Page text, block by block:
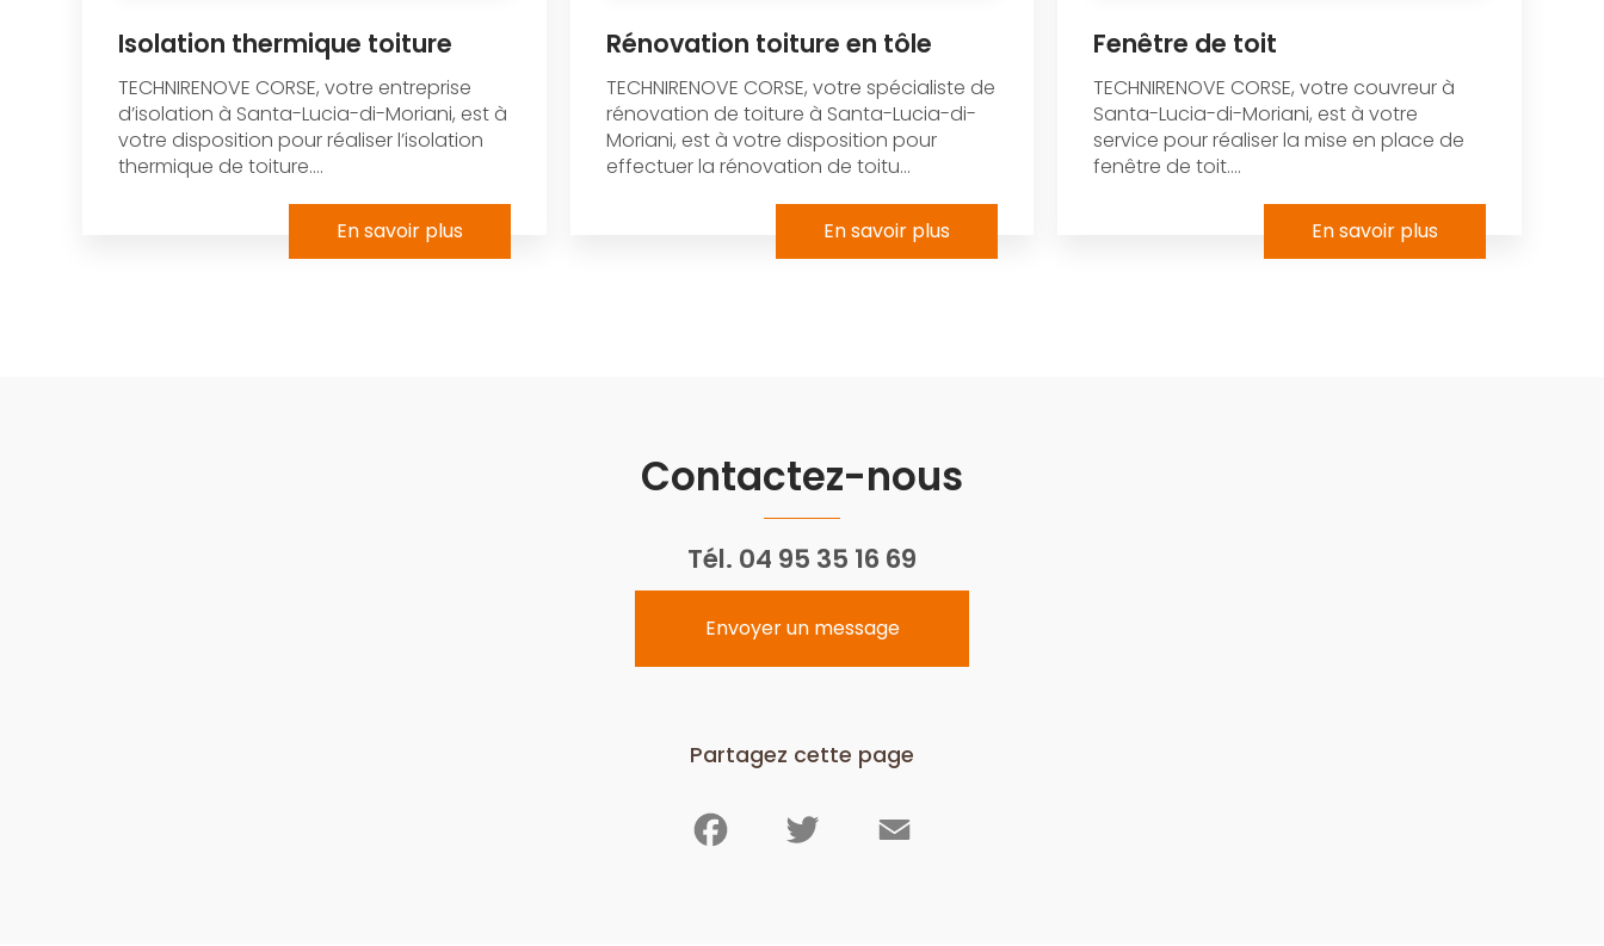
Isolation thermique toiture
TECHNIRENOVE CORSE, votre entreprise
d’isolation à Santa-Lucia-di-Moriani, est à
votre disposition pour réaliser l’isolation
thermique de toiture....
En savoir plus
Rénovation toiture en tôle
TECHNIRENOVE CORSE, votre spécialiste de
rénovation de toiture à Santa-Lucia-di-
Moriani, est à votre disposition pour
effectuer la rénovation de toitu...
En savoir plus
Fenêtre de toit
TECHNIRENOVE CORSE, votre couvreur à
Santa-Lucia-di-Moriani, est à votre
service pour réaliser la mise en place de
fenêtre de toit....
En savoir plus
Contactez-nous
Tél. 04 95 35 16 69
Envoyer un message
Partagez cette page